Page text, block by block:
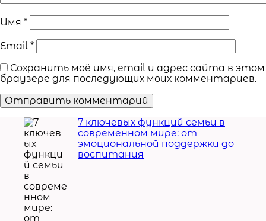
Имя *
Email *
Сохранить моё имя, email и адрес сайта в этом
браузере для последующих моих комментариев.
7 ключевых функций семьи в
современном мире: от
эмоциональной поддержки до
воспитания